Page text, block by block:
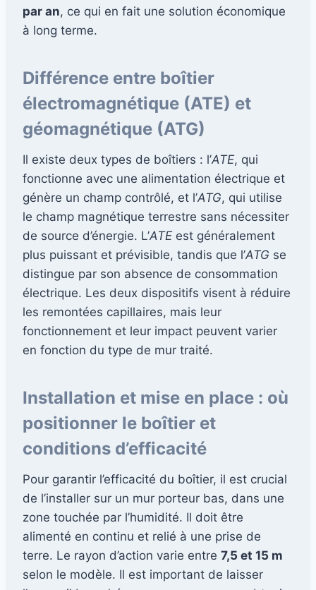
par an, ce qui en fait une solution économique
à long terme.
Différence entre boîtier
électromagnétique (ATE) et
géomagnétique (ATG)
Il existe deux types de boîtiers : l’ATE, qui
fonctionne avec une alimentation électrique et
génère un champ contrôlé, et l’ATG, qui utilise
le champ magnétique terrestre sans nécessiter
de source d’énergie. L’ATE est généralement
plus puissant et prévisible, tandis que l’ATG se
distingue par son absence de consommation
électrique. Les deux dispositifs visent à réduire
les remontées capillaires, mais leur
fonctionnement et leur impact peuvent varier
en fonction du type de mur traité.
Installation et mise en place : où
positionner le boîtier et
conditions d’efficacité
Pour garantir l’efficacité du boîtier, il est crucial
de l’installer sur un mur porteur bas, dans une
zone touchée par l’humidité. Il doit être
alimenté en continu et relié à une prise de
terre. Le rayon d’action varie entre 7,5 et 15 m
selon le modèle. Il est important de laisser